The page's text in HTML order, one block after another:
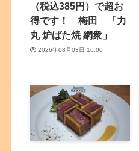
（税込385円）で超お
得です！ 梅田 「力
丸 炉ばた焼 網衆」
2026年08月03日 16:00